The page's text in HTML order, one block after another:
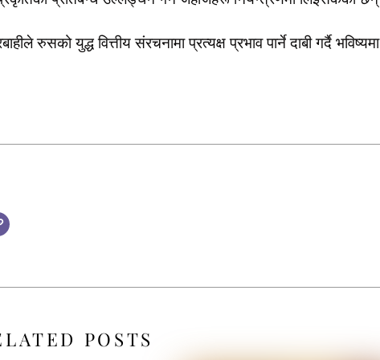
रुसको युद्ध वित्तीय संरचनामा प्रत्यक्ष प्रभाव पार्ने दाबी गर्दै भविष्यमा
POSTS